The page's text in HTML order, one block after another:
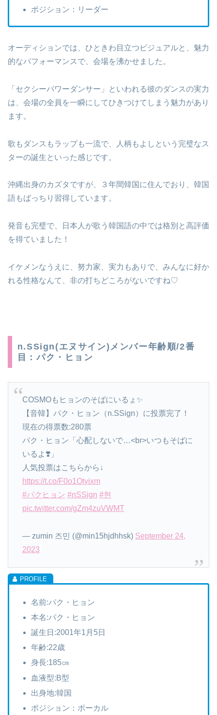
ポジション：リーダー
オーディションでは、ひときわ目立つビジュアルと、魅力
的なパフォーマンスで、会場を沸かせました。
「セクシーパワーダンサー」といわれる彼のダンスの実力
は、会場の全員を一瞬にしてひきつけてしまう魅力があり
ます。
歌もダンスもラップも一流で、人柄もよしという完璧なス
ターの誕生といった感じです。
沖縄出身のカズタですが、３年間韓国に住んでおり、韓国
語もばっちり習得しています。
発音も完璧で、日本人が歌う韓国語の中では格別と高評価
を得ていました！
イケメンなうえに、努力家、実力もありで、みんなに好か
れる性格なんて、非の打ちどころがないですね♡
n.SSign(エヌサイン)メンバー年齢順/2番
目：パク・ヒョン
COSMOもヒョンのそばにいるょ✨
【音韓】パク・ヒョン（n.SSign）に投票完了！
現在の得票数:280票
パク・ヒョン「心配しないで…<br>いつもそばに
いるよ❣️」
人気投票はこちらから↓
https://t.co/F0o1Otyixm
#パクヒョン #nSSign #현
pic.twitter.com/gZm4zuVWMT
— zumin 즈민 (@min15hjdhhsk) September 24,
2023
名前:パク・ヒョン
本名:パク・ヒョン
誕生日:2001年1月5日
年齢:22歳
身長:185㎝
血液型:B型
出身地:韓国
ポジション：ボーカル